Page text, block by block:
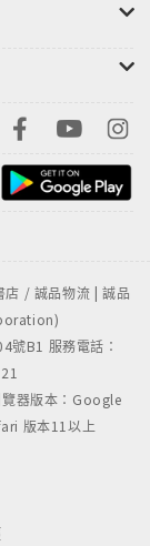
/ 誠品物流 | 誠品
號B1 服務電話：
器版本：Google
版本11以上